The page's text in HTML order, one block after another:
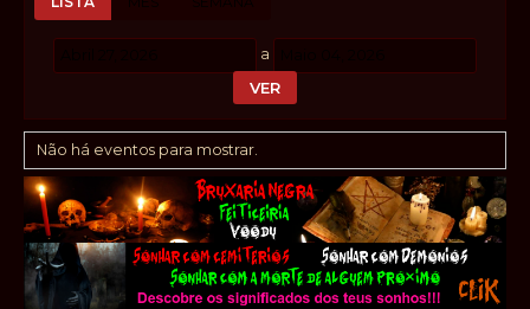
a
Não há eventos para mostrar.